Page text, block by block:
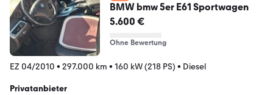
BMW bmw 5er E61 Sportwagen
5.600 €
Ohne Bewertung
EZ 04/2010 • 297.000 km • 160 kW (218 PS) • Diesel
Privatanbieter